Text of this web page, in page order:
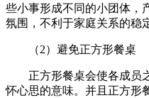
些小事形成不同的小团体，
氛围，不利于家庭关系的稳
（2）避免正方形餐桌
正方形餐桌会使各成员
怀心思的意味。并且正方形